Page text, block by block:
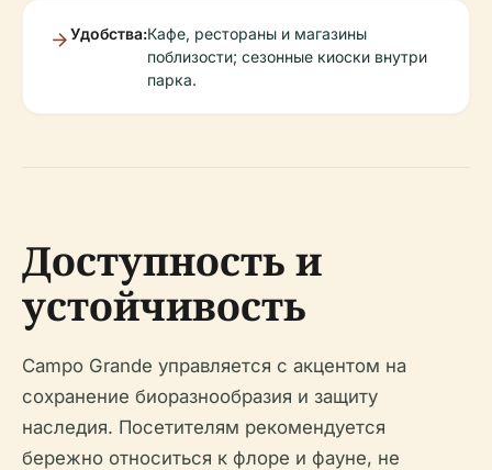
Удобства:Кафе, рестораны и магазины
поблизости; сезонные киоски внутри
парка.
Доступность и
устойчивость
Campo Grande управляется с акцентом на
сохранение биоразнообразия и защиту
наследия. Посетителям рекомендуется
бережно относиться к флоре и фауне, не